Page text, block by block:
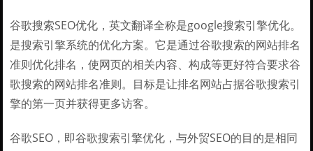
谷歌搜索SEO优化，英文翻译全称是google搜索引擎优化。
是搜索引擎系统的优化方案。它是通过谷歌搜索的网站排名
准则优化排名，使网页的相关内容、构成等更好符合要求谷
歌搜索的网站排名准则。目标是让排名网站占据谷歌搜索引
擎的第一页并获得更多访客。
谷歌SEO，即谷歌搜索引擎优化，与外贸SEO的目的是相同